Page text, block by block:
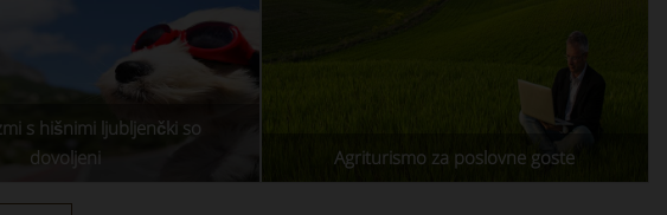
s hišnimi ljubljenčki so
dovoljeni
Agriturismo za poslovne goste